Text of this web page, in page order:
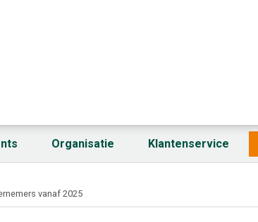
Organisatie Klantenservice
vanaf 2025